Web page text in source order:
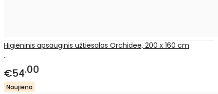
Higieninis apsauginis užtiesalas Orchidee, 200 x 160 cm
..
€54 00
Naujiena